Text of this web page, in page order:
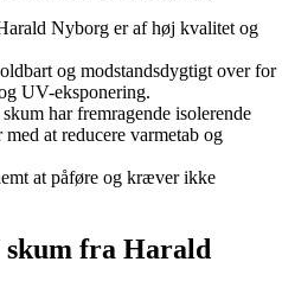
Nyborg er af høj kvalitet og
og modstandsdygtigt over for
UV-eksponering.
har fremragende isolerende
at reducere varmetab og
at påføre og kræver ikke
skum fra Harald